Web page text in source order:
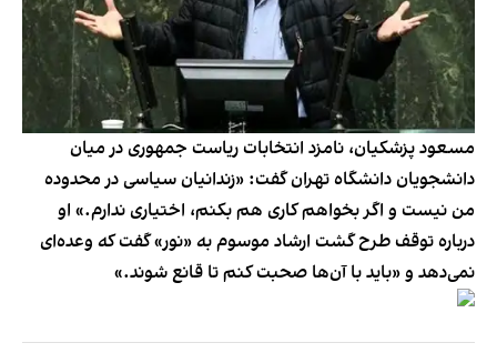
مسعود پزشکیان، نامزد انتخابات ریاست جمهوری در میان
دانشجویان دانشگاه تهران گفت: «زندانیان سیاسی در محدوده
من نیست و اگر بخواهم کاری هم بکنم، اختیاری ندارم.» او
درباره توقف طرح گشت ارشاد موسوم به «نور» گفت که وعده‌ای
نمی‌دهد و «باید با آن‌ها صحبت کنم تا قانع شوند.»